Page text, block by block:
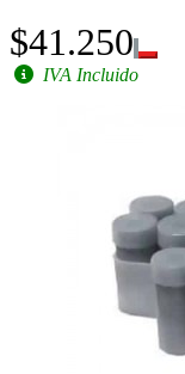
$41.250
IVA Incluido